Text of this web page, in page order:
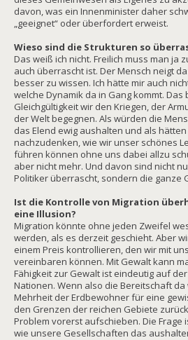
davon, was ein Innenminister daher
„geeignet“ oder überfordert erweist.
Wieso sind die Strukturen so
Das weiß ich nicht. Freilich muss man ja
auch überrascht ist. Der Mensch neigt
besser zu wissen. Ich hätte mir auch
welche Dynamik da in Gang kommt.
Gleichgültigkeit wir den Kriegen, der
der Welt begegnen. Als würden die
das Elend ewig aushalten und als
nachzudenken, wie wir unser schönes
führen können ohne uns dabei allzu
aber nicht mehr. Und davon sind nicht
Politiker überrascht, sondern die ganze
Ist die Kontrolle von Migration
eine Illusion?
Migration könnte ohne jeden Zweifel
werden, als es derzeit geschieht. Aber
einem Preis kontrollieren, den wir mit
vereinbaren können. Mit Gewalt kann
Fähigkeit zur Gewalt ist eindeutig auf
Nationen. Wenn also die Bereitschaft
Mehrheit der Erdbewohner für eine
den Grenzen der reichen Gebiete
Problem vorerst aufschieben. Die Frage
wie unsere Gesellschaften das